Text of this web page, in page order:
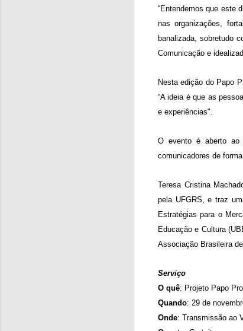
“Entendemos que este
nas organizações,
banalizada, sobretudo
Comunicação e
Nesta edição do Papo
“A ideia é que as
e experiências".
O evento é aberto ao
comunicadores de forma
Teresa Cristina
pela UFGRS, e traz
Estratégias para o
Educação e Cultura
Associação Brasileira
Serviço
O quê: Projeto Papo
Quando: 29 de
Onde: Transmissão ao